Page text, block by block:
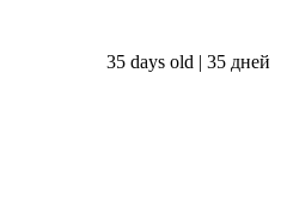
35 days old | 35 дней